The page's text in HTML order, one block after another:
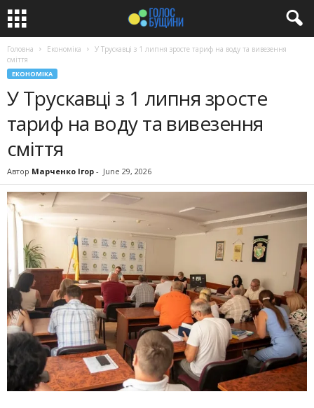
Головна Економіка
У Трускавці з 1 липня зросте тариф на воду та вивезення
сміття
ЕКОНОМІКА
У Трускавці з 1 липня зросте
тариф на воду та вивезення
сміття
Автор Марченко Ігор - June 29, 2026